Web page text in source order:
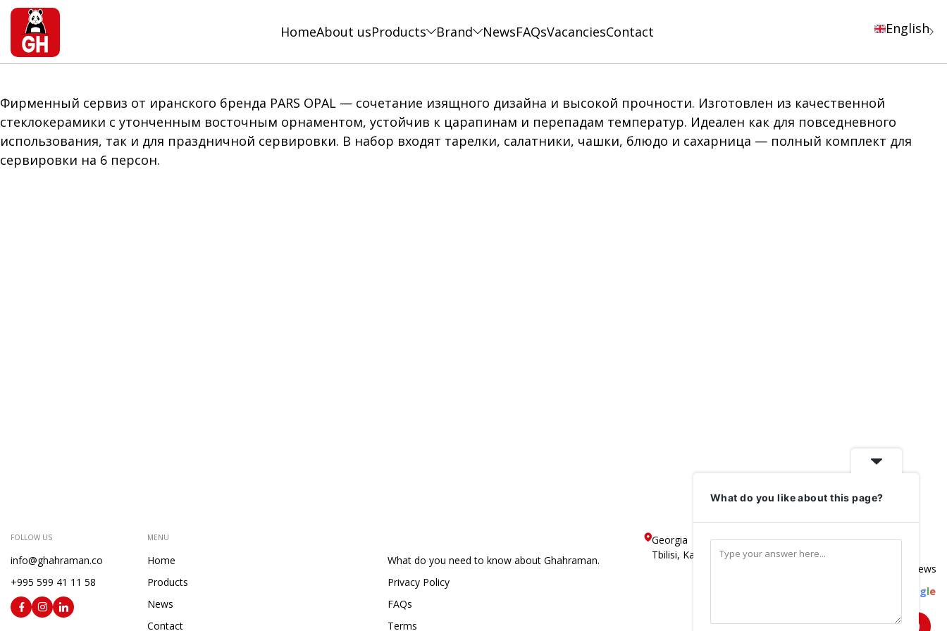
HomeAbout usProducts Brand NewsFAQsVacanciesContact English
Фирменный сервиз от иранского бренда PARS OPAL — сочетание изящного дизайна и высокой прочности. Изготовлен из качественной
стеклокерамики с утонченным восточным орнаментом, устойчив к царапинам и перепадам температур. Идеален как для повседневного
использования, так и для праздничной сервировки. В набор входят тарелки, салатники, чашки, блюдо и сахарница — полный комплект для
сервировки на 6 персон.
FOLLOW US
info@ghahraman.co
+995 599 41 11 58
MENU
Home
What do you need to know about Ghahraman.
Products
Privacy Policy
News
FAQs
Contact
Terms
Georgia
Tbilisi, Kakheti Highway, N 195
5
Based on 600 reviews
gle
review us on
What do you like about this page?